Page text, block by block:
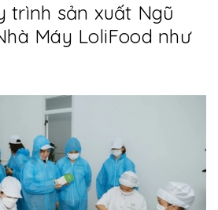
trình sản xuất Ngũ
Máy LoliFood như